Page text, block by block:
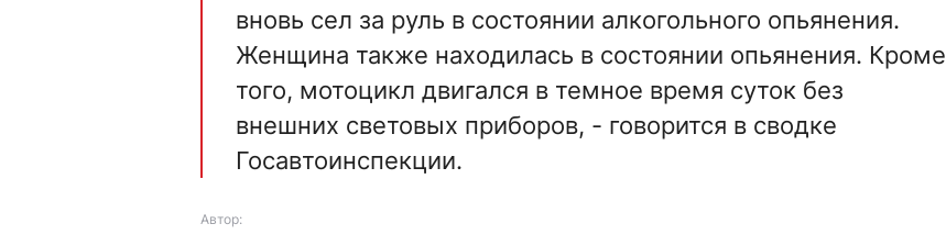
вновь сел за руль в состоянии алкогольного опьянения.
Женщина также находилась в состоянии опьянения. Кроме
того, мотоцикл двигался в темное время суток без
внешних световых приборов, - говорится в сводке
Госавтоинспекции.
Автор: